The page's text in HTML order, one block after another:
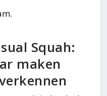
Squah:
maken